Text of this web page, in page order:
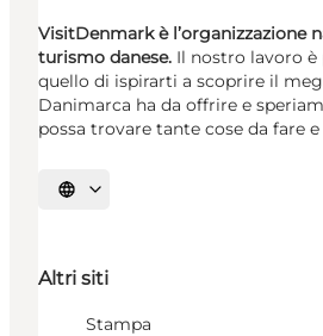
VisitDenmark è l’organizzazione
turismo danese. Il nostro lavoro è
quello di ispirarti a scoprire il
Danimarca ha da offrire e
possa trovare tante cose da fare e
Seleziona la lingua
Altri siti
Stampa